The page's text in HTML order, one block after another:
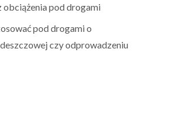
obciążenia pod drogami
pod drogami o
czy odprowadzeniu